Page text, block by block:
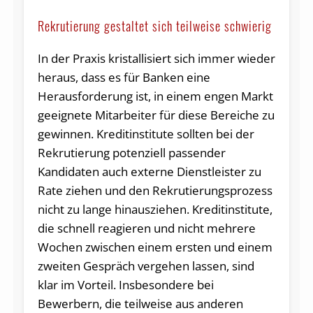
Rekrutierung gestaltet sich teilweise schwierig
In der Praxis kristallisiert sich immer wieder
heraus, dass es für Banken eine
Herausforderung ist, in einem engen Markt
geeignete Mitarbeiter für diese Bereiche zu
gewinnen. Kreditinstitute sollten bei der
Rekrutierung potenziell passender
Kandidaten auch externe Dienstleister zu
Rate ziehen und den Rekrutierungsprozess
nicht zu lange hinausziehen. Kreditinstitute,
die schnell reagieren und nicht mehrere
Wochen zwischen einem ersten und einem
zweiten Gespräch vergehen lassen, sind
klar im Vorteil. Insbesondere bei
Bewerbern, die teilweise aus anderen